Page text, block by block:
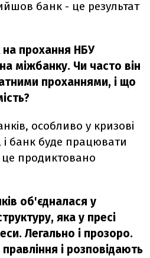
банк - це результат
прохання НБУ
міжбанку. Чи часто він
проханнями, і що
особливо у кризові
банк буде працювати
продиктовано
об'єдналася у
яка у пресі
Легально і прозоро.
і розповідають